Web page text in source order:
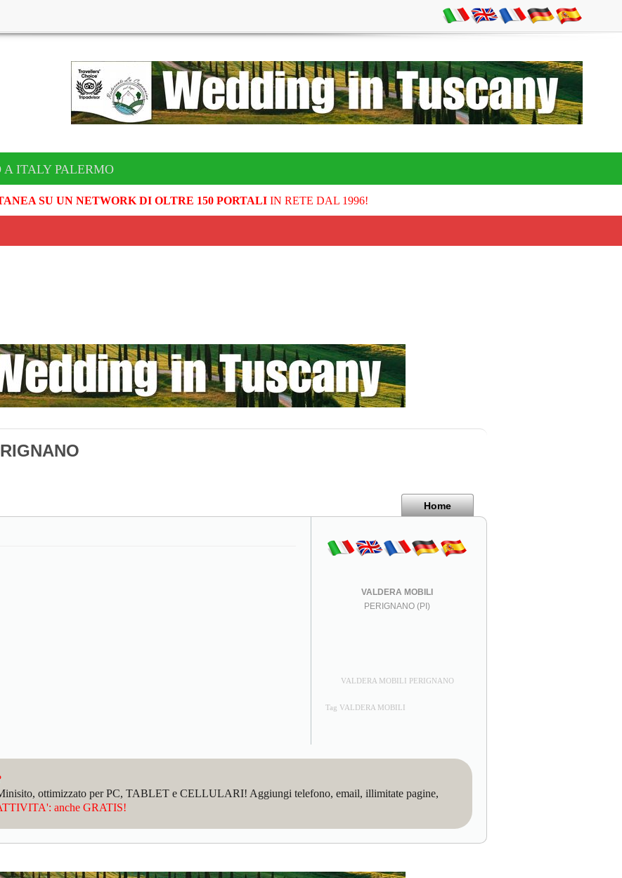
ITALY PALERMO
SU UN NETWORK DI OLTRE 150 PORTALIIN RETE DAL 1996!
Home
VALDERA MOBILI
PERIGNANO (PI)
VALDERA MOBILI PERIGNANO
Tag VALDERA MOBILI
ottimizzato per PC, TABLET e CELLULARI! Aggiungi telefono, email, illimitate pagine,
anche GRATIS!